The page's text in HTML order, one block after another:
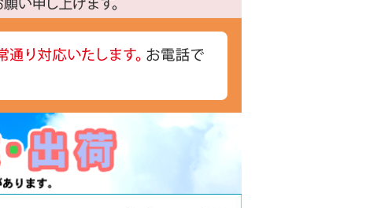
・フェルトテープ
・ゴムバンド
ブパーツ
ブラケット
用アンカー
かんたんあんしん珪藻土